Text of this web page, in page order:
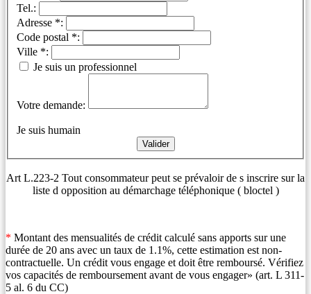
Tel.:
Adresse *:
Code postal *:
Ville *:
Je suis un professionnel
Votre demande:
Je suis humain
Art L.223-2 Tout consommateur peut se prévaloir de s inscrire sur la
liste d opposition au démarchage téléphonique ( bloctel )
* Montant des mensualités de crédit calculé sans apports sur une
durée de 20 ans avec un taux de 1.1%, cette estimation est non-
contractuelle. Un crédit vous engage et doit être remboursé. Vérifiez
vos capacités de remboursement avant de vous engager» (art. L 311-
5 al. 6 du CC)